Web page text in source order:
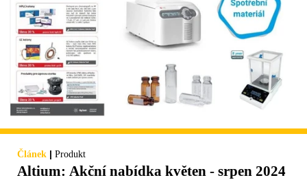
Článek | Produkt
Altium: Akční nabídka květen - srpen 2024